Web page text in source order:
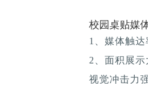
校园桌贴媒
1、媒体触
2、面积展
视觉冲击力强